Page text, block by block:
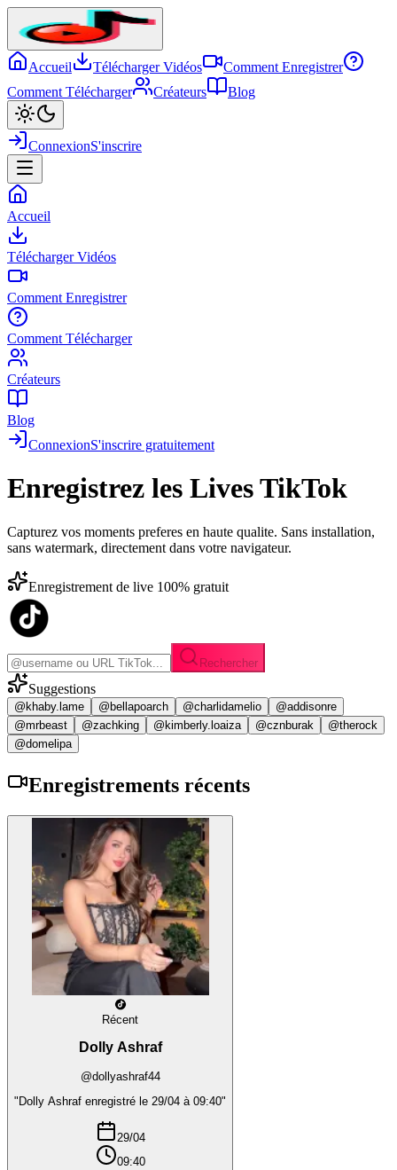
Accueil Télécharger Vidéos
Comment Enregistrer
Comment Télécharger
Créateurs Blog
ConnexionS'inscrire
Accueil
Télécharger Vidéos
Comment Enregistrer
Comment Télécharger
Créateurs
Blog
ConnexionS'inscrire gratuitement
Enregistrez les Lives TikTok
Capturez vos moments preferes en haute qualite. Sans installation,
sans watermark, directement dans votre navigateur.
Enregistrement de live 100% gratuit
Rechercher
Suggestions
@khaby.lame @bellapoarch @charlidamelio
@addisonre
@mrbeast
@zachking @kimberly.loaiza @cznburak
@therock
@domelipa
Enregistrements récents
Récent
Dolly Ashraf
@dollyashraf44
"Dolly Ashraf enregistré le 29/04 à 09:40"
29/04
09:40